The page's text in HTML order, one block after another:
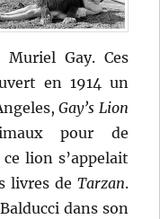
Gay. Ces
en 1914 un
Gay’s Lion
pour de
lion s’appelait
livres de Tarzan.
dans son